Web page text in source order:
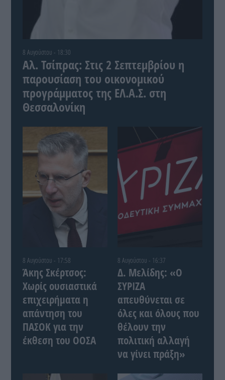
8 Αυγούστου - 18:30
Αλ. Τσίπρας: Στις 2 Σεπτεμβρίου η
παρουσίαση του οικονομικού
προγράμματος της ΕΛ.Α.Σ. στη
Θεσσαλονίκη
8 Αυγούστου - 17:58
Άκης Σκέρτσος:
Χωρίς ουσιαστικά
επιχειρήματα η
απάντηση του
ΠΑΣΟΚ για την
έκθεση του ΟΟΣΑ
8 Αυγούστου - 16:37
Δ. Μελίδης: «Ο
ΣΥΡΙΖΑ
απευθύνεται σε
όλες και όλους που
θέλουν την
πολιτική αλλαγή
να γίνει πράξη»